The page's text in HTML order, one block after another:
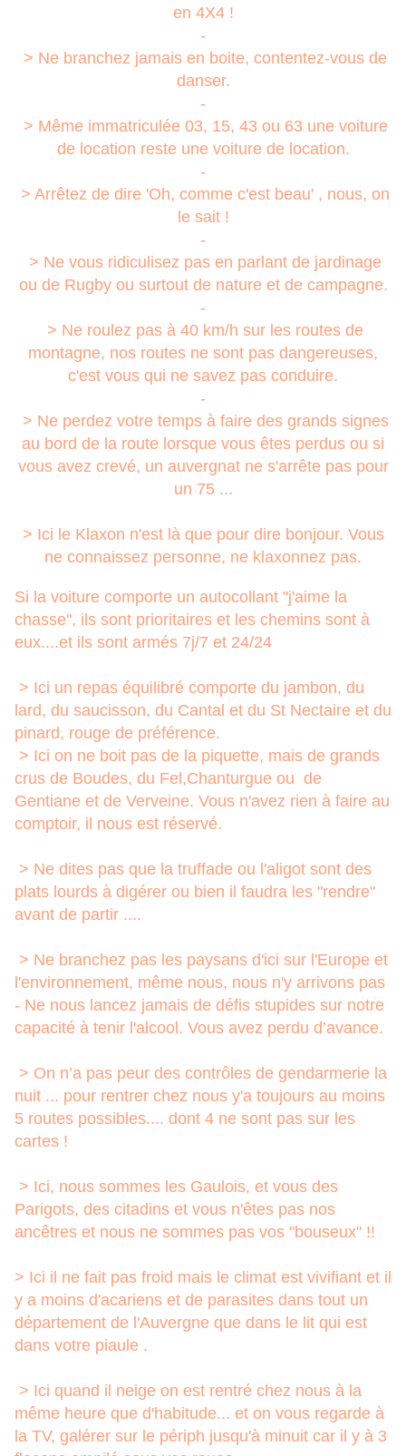
en 4X4 !
-
> Ne branchez jamais en boite, contentez-vous de
danser.
-
> Même immatriculée 03, 15, 43 ou 63 une voiture
de location reste une voiture de location.
-
> Arrêtez de dire 'Oh, comme c'est beau' , nous, on
le sait !
-
> Ne vous ridiculisez pas en parlant de jardinage
ou de Rugby ou surtout de nature et de campagne.
-
> Ne roulez pas à 40 km/h sur les routes de
montagne, nos routes ne sont pas dangereuses,
c'est vous qui ne savez pas conduire.
-
> Ne perdez votre temps à faire des grands signes
au bord de la route lorsque vous êtes perdus ou si
vous avez crevé, un auvergnat ne s'arrête pas pour
un 75 ...
> Ici le Klaxon n'est là que pour dire bonjour. Vous
ne connaissez personne, ne klaxonnez pas.
Si la voiture comporte un autocollant "j'aime la
chasse", ils sont prioritaires et les chemins sont à
eux....et ils sont armés 7j/7 et 24/24
> Ici un repas équilibré comporte du jambon, du
lard, du saucisson, du Cantal et du St Nectaire et du
pinard, rouge de préférence.
> Ici on ne boit pas de la piquette, mais de grands
crus de Boudes, du Fel,Chanturgue ou de
Gentiane et de Verveine. Vous n'avez rien à faire au
comptoir, il nous est réservé.
> Ne dites pas que la truffade ou l'aligot sont des
plats lourds à digérer ou bien il faudra les "rendre"
avant de partir ....
> Ne branchez pas les paysans d'ici sur l'Europe et
l'environnement, même nous, nous n'y arrivons pas
- Ne nous lancez jamais de défis stupides sur notre
capacité à tenir l'alcool. Vous avez perdu d’avance.
> On n’a pas peur des contrôles de gendarmerie la
nuit ... pour rentrer chez nous y'a toujours au moins
5 routes possibles.... dont 4 ne sont pas sur les
cartes !
> Ici, nous sommes les Gaulois, et vous des
Parigots, des citadins et vous n'êtes pas nos
ancêtres et nous ne sommes pas vos "bouseux" !!
> Ici il ne fait pas froid mais le climat est vivifiant et il
y a moins d'acariens et de parasites dans tout un
département de l'Auvergne que dans le lit qui est
dans votre piaule .
> Ici quand il neige on est rentré chez nous à la
même heure que d'habitude... et on vous regarde à
la TV, galérer sur le périph jusqu'à minuit car il y à 3